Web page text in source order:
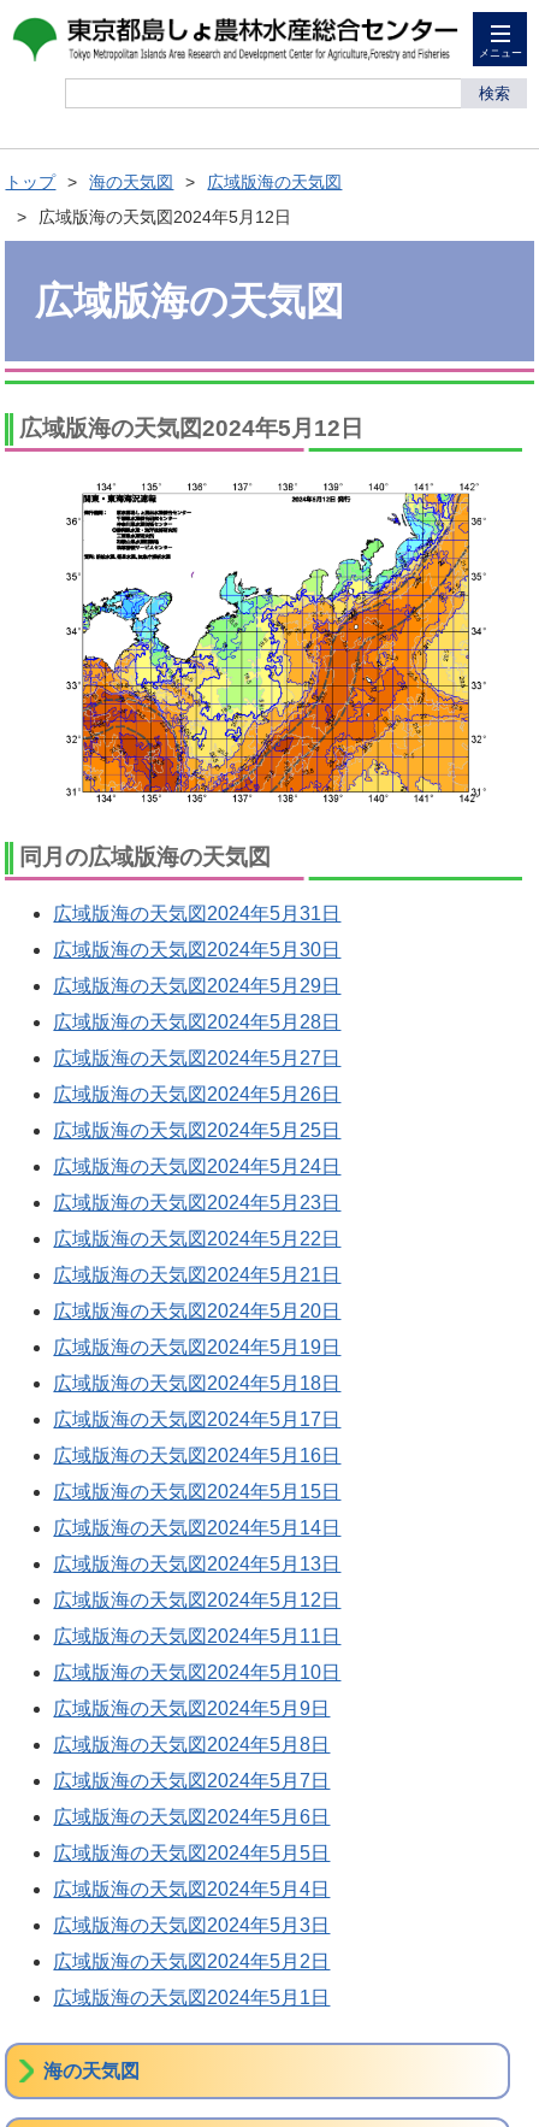
メニュー
検索
トップ 海の天気図
広域版海の天気図
広域版海の天気図2024年5月12日
広域版海の天気図
広域版海の天気図2024年5月12日
同月の広域版海の天気図
広域版海の天気図2024年5月31日
広域版海の天気図2024年5月30日
広域版海の天気図2024年5月29日
広域版海の天気図2024年5月28日
広域版海の天気図2024年5月27日
広域版海の天気図2024年5月26日
広域版海の天気図2024年5月25日
広域版海の天気図2024年5月24日
広域版海の天気図2024年5月23日
広域版海の天気図2024年5月22日
広域版海の天気図2024年5月21日
広域版海の天気図2024年5月20日
広域版海の天気図2024年5月19日
広域版海の天気図2024年5月18日
広域版海の天気図2024年5月17日
広域版海の天気図2024年5月16日
広域版海の天気図2024年5月15日
広域版海の天気図2024年5月14日
広域版海の天気図2024年5月13日
広域版海の天気図2024年5月12日
広域版海の天気図2024年5月11日
広域版海の天気図2024年5月10日
広域版海の天気図2024年5月9日
広域版海の天気図2024年5月8日
広域版海の天気図2024年5月7日
広域版海の天気図2024年5月6日
広域版海の天気図2024年5月5日
広域版海の天気図2024年5月4日
広域版海の天気図2024年5月3日
広域版海の天気図2024年5月2日
広域版海の天気図2024年5月1日
海の天気図